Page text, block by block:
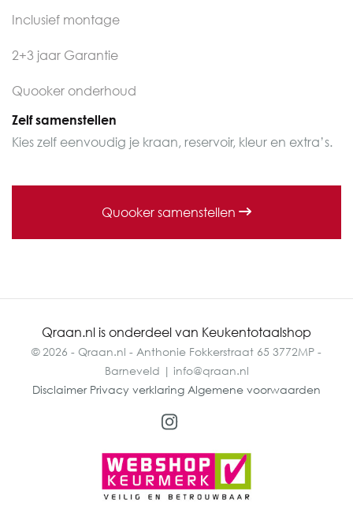
Inclusief montage
2+3 jaar Garantie
Quooker onderhoud
Zelf samenstellen
Kies zelf eenvoudig je kraan, reservoir, kleur en extra’s.
Quooker samenstellen
Qraan.nl is onderdeel van Keukentotaalshop
© 2026 - Qraan.nl - Anthonie Fokkerstraat 65 3772MP -
Barneveld | info@qraan.nl
Disclaimer Privacy verklaring Algemene voorwaarden